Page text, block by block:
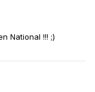
National !!! ;)